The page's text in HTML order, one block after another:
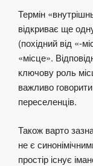
Термін
відкриває ще
(похідний від «-
«місце».
ключову роль
важливо
переселенців.
Також варто
не є
простір існує